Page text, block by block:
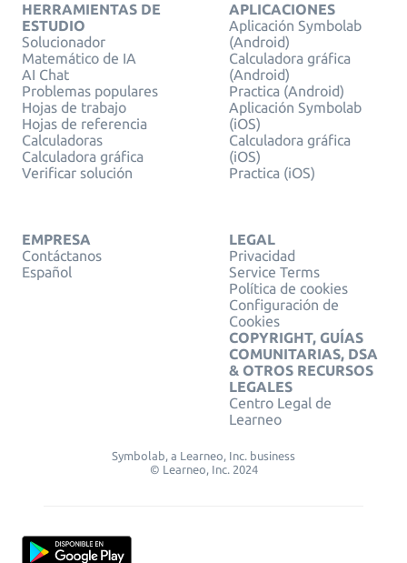
HERRAMIENTAS DE
ESTUDIO
Solucionador
Matemático de IA
AI Chat
Problemas populares
Hojas de trabajo
Hojas de referencia
Calculadoras
Calculadora gráfica
Verificar solución
APLICACIONES
Aplicación Symbolab
(Android)
Calculadora gráfica
(Android)
Practica (Android)
Aplicación Symbolab
(iOS)
Calculadora gráfica
(iOS)
Practica (iOS)
EMPRESA
Contáctanos
Español
LEGAL
Privacidad
Service Terms
Política de cookies
Configuración de
Cookies
COPYRIGHT, GUÍAS
COMUNITARIAS, DSA
& OTROS RECURSOS
LEGALES
Centro Legal de
Learneo
Symbolab, a Learneo, Inc. business
© Learneo, Inc. 2024